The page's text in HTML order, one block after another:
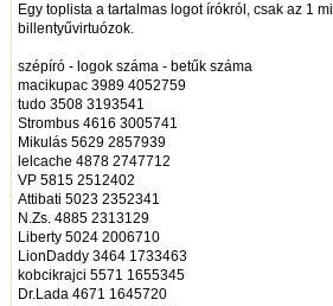
Egy toplista a tartalmas logot írókról, csak az 1
billentyűvirtuózok.
szépíró - logok száma - betűk száma
macikupac 3989 4052759
tudo 3508 3193541
Strombus 4616 3005741
Mikulás 5629 2857939
lelcache 4878 2747712
VP 5815 2512402
Attibati 5023 2352341
N.Zs. 4885 2313129
Liberty 5024 2006710
LionDaddy 3464 1733463
kobcikrajci 5571 1655345
Dr.Lada 4671 1645720